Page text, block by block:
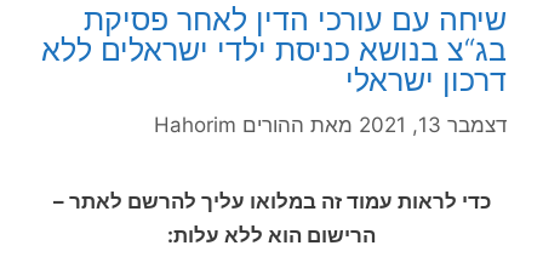
שיחה עם עורכי הדין לאחר פסיקת
בג“צ בנושא כניסת ילדי ישראלים ללא
דרכון ישראלי
דצמבר 13, 2021 מאת ההורים Hahorim
כדי לראות עמוד זה במלואו עליך להרשם לאתר –
הרישום הוא ללא עלות: